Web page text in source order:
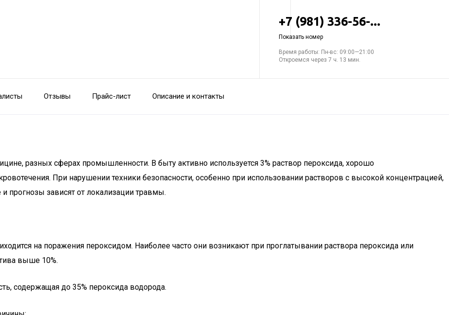
+7 (981) 336-56-...
Показать номер
Время работы: Пн-вс: 09:00—21:00
Откроемся через 7 ч. 13 мин.
Отзывы Прайс-лист Описание и контакты
разных сферах промышленности. В быту активно используется 3% раствор пероксида, хорошо
При нарушении техники безопасности, особенно при использовании растворов с высокой концентрацией,
прогнозы зависят от локализации травмы.
на поражения пероксидом. Наиболее часто они возникают при проглатывании раствора пероксида или
выше 10%.
содержащая до 35% пероксида водорода.